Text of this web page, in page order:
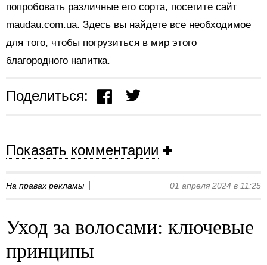
попробовать различные его сорта, посетите сайт
maudau.com.ua. Здесь вы найдете все необходимое
для того, чтобы погрузиться в мир этого
благородного напитка.
Поделиться:
Показать комментарии
На правах рекламы 01 апреля 2024 в 11:25
Уход за волосами: ключевые
принципы